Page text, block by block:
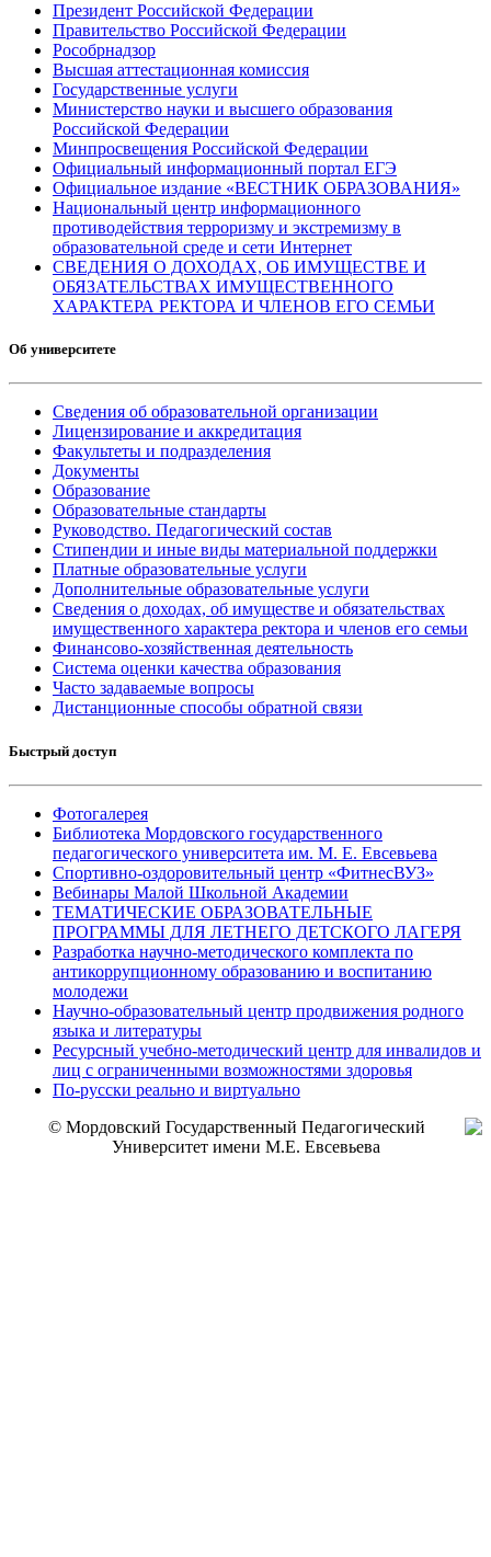
Президент Российской Федерации
Правительство Российской Федерации
Рособрнадзор
Высшая аттестационная комиссия
Государственные услуги
Министерство науки и высшего образования
Российской Федерации
Минпросвещения Российской Федерации
Официальный информационный портал ЕГЭ
Официальное издание «ВЕСТНИК ОБРАЗОВАНИЯ»
Национальный центр информационного
противодействия терроризму и экстремизму в
образовательной среде и сети Интернет
СВЕДЕНИЯ О ДОХОДАХ, ОБ ИМУЩЕСТВЕ И
ОБЯЗАТЕЛЬСТВАХ ИМУЩЕСТВЕННОГО
ХАРАКТЕРА РЕКТОРА И ЧЛЕНОВ ЕГО СЕМЬИ
Об университете
Сведения об образовательной организации
Лицензирование и аккредитация
Факультеты и подразделения
Документы
Образование
Образовательные стандарты
Руководство. Педагогический состав
Стипендии и иные виды материальной поддержки
Платные образовательные услуги
Дополнительные образовательные услуги
Сведения о доходах, об имуществе и обязательствах
имущественного характера ректора и членов его семьи
Финансово-хозяйственная деятельность
Система оценки качества образования
Часто задаваемые вопросы
Дистанционные способы обратной связи
Быстрый доступ
Фотогалерея
Библиотека Мордовского государственного
педагогического университета им. М. Е. Евсевьева
Спортивно-оздоровительный центр «ФитнесВУЗ»
Вебинары Малой Школьной Академии
ТЕМАТИЧЕСКИЕ ОБРАЗОВАТЕЛЬНЫЕ
ПРОГРАММЫ ДЛЯ ЛЕТНЕГО ДЕТСКОГО ЛАГЕРЯ
Разработка научно-методического комплекта по
антикоррупционному образованию и воспитанию
молодежи
Научно-образовательный центр продвижения родного
языка и литературы
Ресурсный учебно-методический центр для инвалидов и
лиц с ограниченными возможностями здоровья
По-русски реально и виртуально
© Мордовский Государственный Педагогический
Университет имени М.Е. Евсевьева